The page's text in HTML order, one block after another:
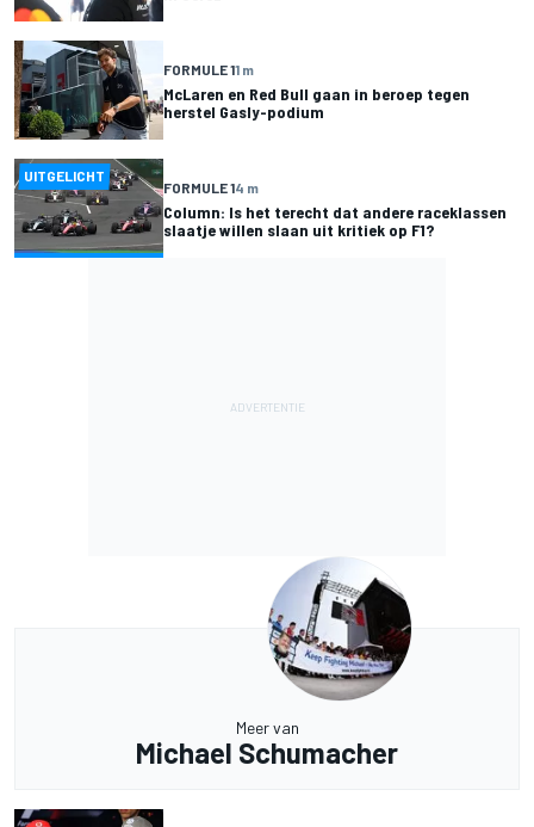
FORMULE 11 m
McLaren en Red Bull gaan in beroep tegen
herstel Gasly-podium
UITGELICHT
FORMULE 14 m
Column: Is het terecht dat andere raceklassen
slaatje willen slaan uit kritiek op F1?
Meer van
Michael Schumacher